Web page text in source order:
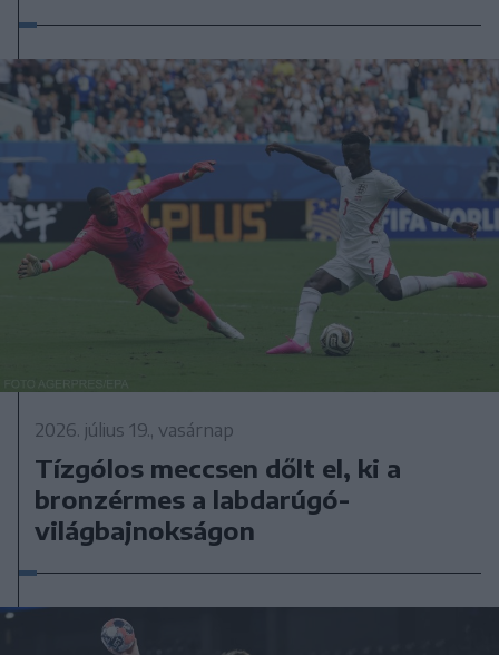
2026. július 19., vasárnap
Tízgólos meccsen dőlt el, ki a
bronzérmes a labdarúgó-
világbajnokságon